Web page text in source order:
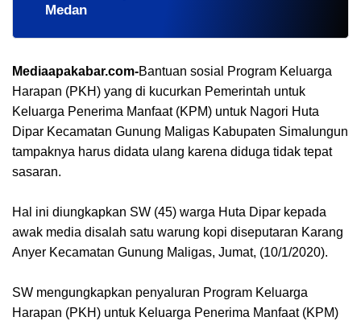
Medan
Mediaapakabar.com-Bantuan sosial Program Keluarga
Harapan (PKH) yang di kucurkan Pemerintah untuk
Keluarga Penerima Manfaat (KPM) untuk Nagori Huta
Dipar Kecamatan Gunung Maligas Kabupaten Simalungun
tampaknya harus didata ulang karena diduga tidak tepat
sasaran.
Hal ini diungkapkan SW (45) warga Huta Dipar kepada
awak media disalah satu warung kopi diseputaran Karang
Anyer Kecamatan Gunung Maligas, Jumat, (10/1/2020).
SW mengungkapkan penyaluran Program Keluarga
Harapan (PKH) untuk Keluarga Penerima Manfaat (KPM)